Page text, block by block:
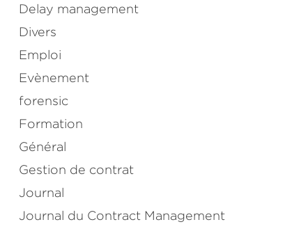
Delay management
Divers
Emploi
Evènement
forensic
Formation
Général
Gestion de contrat
Journal
Journal du Contract Management